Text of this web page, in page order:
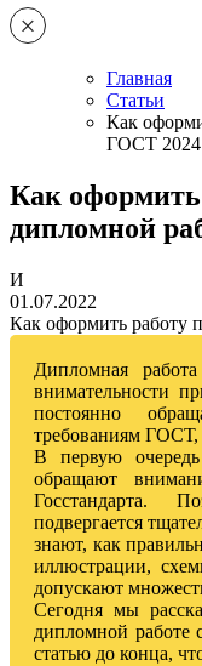
Главная
Статьи
Как
ГОСТ 2024
Как
дипломной
И
01.07.2022
Как оформить работу
Дипломная
внимательности
постоянно
требованиям
В первую
обращают
Госстандарта.
подвергается
знают, как
иллюстрации,
допускают
Сегодня мы
дипломной работе
статью до конца,